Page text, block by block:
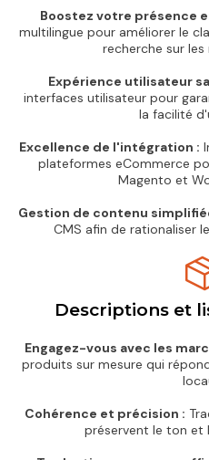
Boostez votre présence
multilingue pour améliorer le
recherche sur
Expérience utilisateur
interfaces utilisateur pour
la facilité
Excellence de l'intégration :
plateformes eCommerce
Magento et
Gestion de contenu
CMS afin de rationaliser
Descriptions et
Engagez-vous avec les
produits sur mesure qui
Cohérence et précision :
préservent le ton et